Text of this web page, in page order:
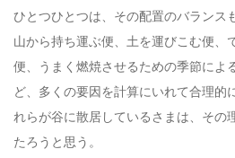
ひとつひとつは、その配置のバランス
山から持ち運ぶ便、土を運びこむ便、
便、うまく燃焼させるための季節によ
ど、多くの要因を計算にいれて合理的
れらが谷に散居しているさまは、その
たろうと思う。